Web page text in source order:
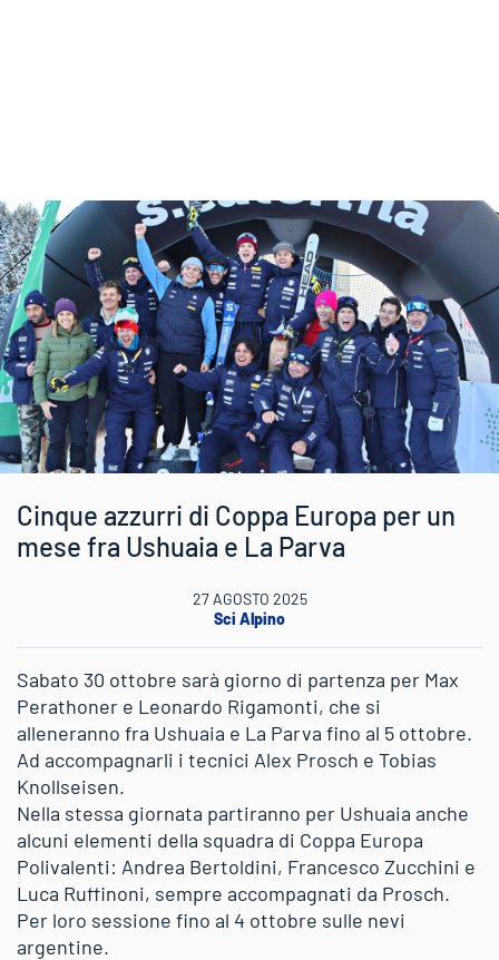
Cinque azzurri di Coppa Europa per un
mese fra Ushuaia e La Parva
27 AGOSTO 2025
Sci Alpino
Sabato 30 ottobre sarà giorno di partenza per Max
Perathoner e Leonardo Rigamonti, che si
alleneranno fra Ushuaia e La Parva fino al 5 ottobre.
Ad accompagnarli i tecnici Alex Prosch e Tobias
Knollseisen.
Nella stessa giornata partiranno per Ushuaia anche
alcuni elementi della squadra di Coppa Europa
Polivalenti: Andrea Bertoldini, Francesco Zucchini e
Luca Ruffinoni, sempre accompagnati da Prosch.
Per loro sessione fino al 4 ottobre sulle nevi
argentine.